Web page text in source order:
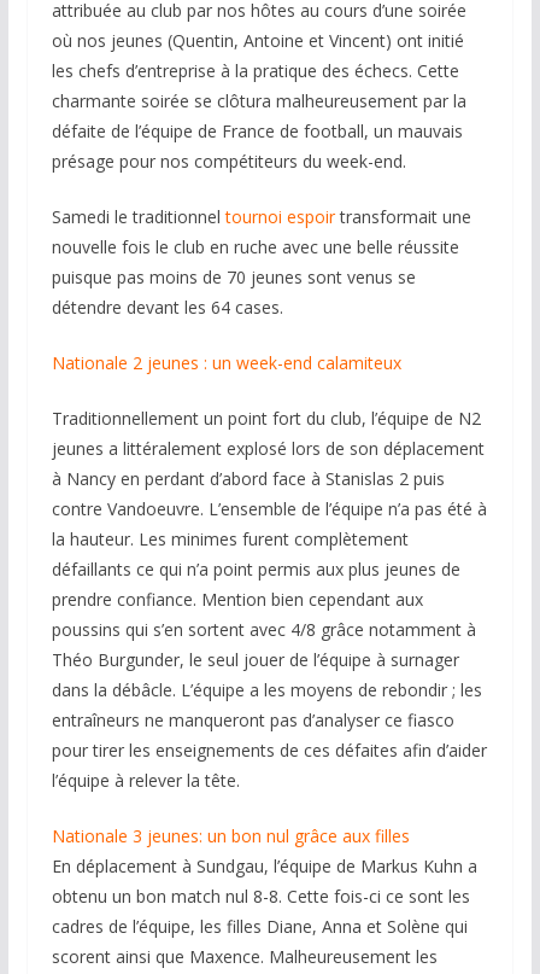
attribuée au club par nos hôtes au cours d’une soirée
où nos jeunes (Quentin, Antoine et Vincent) ont initié
les chefs d’entreprise à la pratique des échecs. Cette
charmante soirée se clôtura malheureusement par la
défaite de l’équipe de France de football, un mauvais
présage pour nos compétiteurs du week-end.
Samedi le traditionneltournoi espoirtransformait une
nouvelle fois le club en ruche avec une belle réussite
puisque pas moins de 70 jeunes sont venus se
détendre devant les 64 cases.
Nationale 2 jeunes : un week-end calamiteux
Traditionnellement un point fort du club, l’équipe de N2
jeunes a littéralement explosé lors de son déplacement
à Nancy en perdant d’abord face à Stanislas 2 puis
contre Vandoeuvre. L’ensemble de l’équipe n’a pas été à
la hauteur. Les minimes furent complètement
défaillants ce qui n’a point permis aux plus jeunes de
prendre confiance. Mention bien cependant aux
poussins qui s’en sortent avec 4/8 grâce notamment à
Théo Burgunder, le seul jouer de l’équipe à surnager
dans la débâcle. L’équipe a les moyens de rebondir ; les
entraîneurs ne manqueront pas d’analyser ce fiasco
pour tirer les enseignements de ces défaites afin d’aider
l’équipe à relever la tête.
Nationale 3 jeunes: un bon nul grâce aux filles
En déplacement à Sundgau, l’équipe de Markus Kuhn a
obtenu un bon match nul 8-8. Cette fois-ci ce sont les
cadres de l’équipe, les filles Diane, Anna et Solène qui
scorent ainsi que Maxence. Malheureusement les